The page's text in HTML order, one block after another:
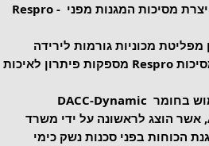
Respro - נוסדה ב-1993 באנגליה. החברה מייצרת מסיכות המגנות מפני
מכוניות גורמות לירידה
משמעותית ברמות איכות האוויר. מסיכות Respro מספקות פיתרון לאיכות
לסינון כימיקלים Respro עושה שימוש בחומר DACC-Dynamic
Activated Charcoal Cloth Filter, אשר הוצג לראשונה על ידי משרד
בשנות ה-80 עבור הגנת הכוחות בפני סכנות נשק כימי